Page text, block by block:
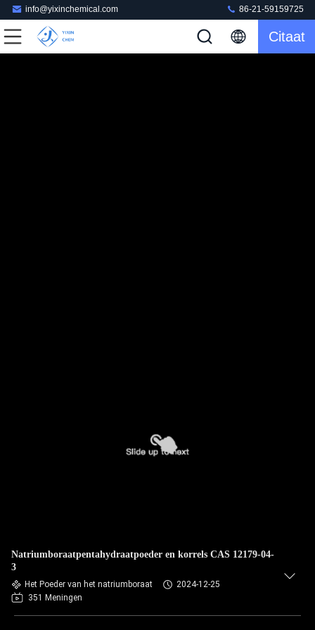
info@yixinchemical.com 86-21-59159725
Citaat
Natriumboraatpentahydraatpoeder en korrels CAS 12179-04-
3
Het Poeder van het natriumboraat
2024-12-25
351 Meningen